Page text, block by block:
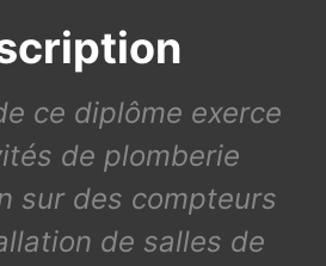
ce diplôme exerce
de plomberie
sur des compteurs
de salles de